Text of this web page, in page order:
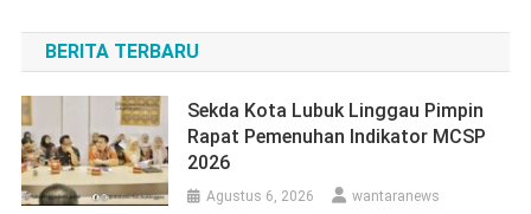
BERITA TERBARU
Sekda Kota Lubuk Linggau Pimpin
Rapat Pemenuhan Indikator MCSP
2026
Agustus 6, 2026 wantaranews